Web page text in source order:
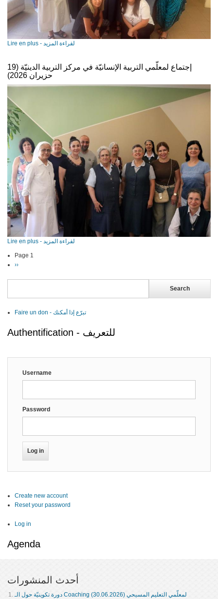
Lire en plus - لقراءة المزيد
إجتماع لمعلّمي التربية الإنسانيّة في مركز التربية الدينيّة (19
حزيران 2026)
Lire en plus - لقراءة المزيد
Pagination
Page 1
Next
››
Faire un don - تبرّع إذا أمكنك
Authentification - للتعريف
Username
Password
Create new account
Reset your password
Log in
Agenda
أحدث المنشورات
دورة تكوينيّة حول الـ Coaching لمعلّمي التعليم المسيحي (30.06.2026)